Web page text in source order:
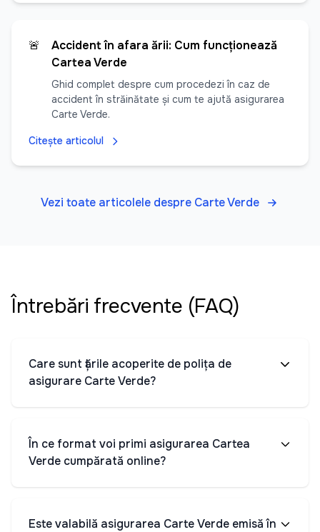
🚨
Accident în afara țării: Cum funcționează
Cartea Verde
Ghid complet despre cum procedezi în caz de
accident în străinătate și cum te ajută asigurarea
Carte Verde.
Citește articolul
Vezi toate articolele despre Carte Verde
Întrebări frecvente (FAQ)
Care sunt țările acoperite de polița de
asigurare Carte Verde?
În ce format voi primi asigurarea Cartea
Verde cumpărată online?
Este valabilă asigurarea Carte Verde emisă în